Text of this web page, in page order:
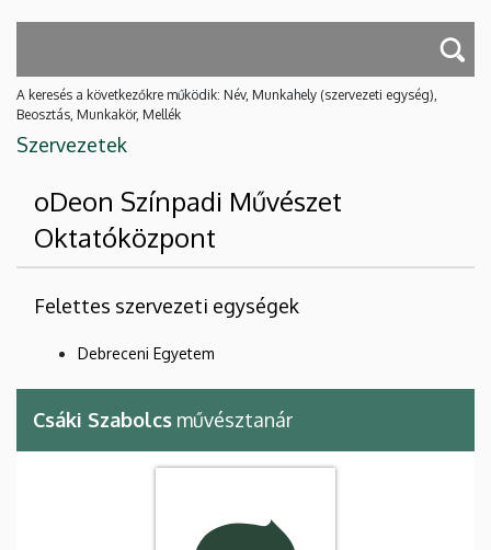
A keresés a következőkre működik: Név, Munkahely (szervezeti egység),
Beosztás, Munkakör, Mellék
Szervezetek
oDeon Színpadi Művészet
Oktatóközpont
Felettes szervezeti egységek
Debreceni Egyetem
Csáki Szabolcs művésztanár